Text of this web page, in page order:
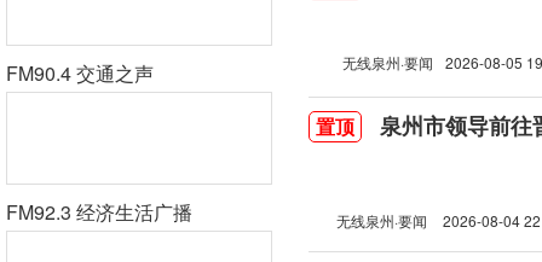
FM90.4 交通之声
FM92.3 经济生活广播
无线泉州·要闻 2026-08-05
置顶 泉州市领导前往
无线泉州·要闻 2026-08-04